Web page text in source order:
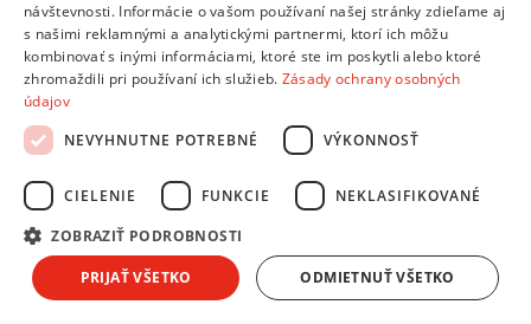
Platba na dobierku aj kartou
Predaj na splátky
Platba prevodom na účet
Platba online cez internet:
Možnosti doručenia
Expresné doručenie kuriérom
Vynáška a odvoz starého spotrebiča
Packeta - výdajné miesta a Z-BOXy
Doručenie do Česka
návštevnosti. Informácie o vašom používaní našej stránky zdieľame aj
s našimi reklamnými a analytickými partnermi, ktorí ich môžu
kombinovať s inými informáciami, ktoré ste im poskytli alebo ktoré
zhromaždili pri používaní ich služieb. Zásady ochrany osobných
údajov
NEVYHNUTNE POTREBNÉ
VÝKONNOSŤ
CIELENIE FUNKCIE NEKLASIFIKOVANÉ
ZOBRAZIŤ PODROBNOSTI
PRIJAŤ VŠETKO ODMIETNUŤ VŠETKO